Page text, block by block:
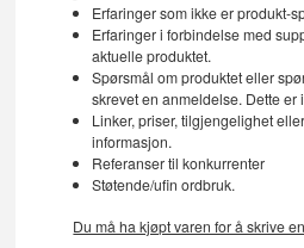
Erfaringer som ikke er produkt-
Erfaringer i forbindelse med
aktuelle produktet.
Spørsmål om produktet eller
skrevet en anmeldelse. Dette er
Linker, priser, tilgjengelighet
informasjon.
Referanser til konkurrenter
Støtende/ufin ordbruk.
Du må ha kjøpt varen for å skrive